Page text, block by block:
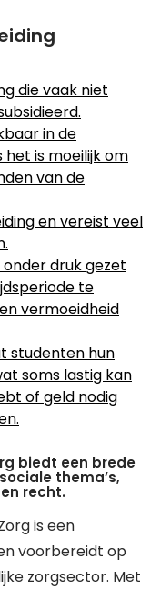
die vaak niet
in de
is moeilijk om
van de
en vereist veel
druk gezet
te
vermoeidheid
studenten hun
soms lastig kan
of geld nodig
biedt een brede
thema’s,
recht.
is een
voorbereidt op
zorgsector. Met